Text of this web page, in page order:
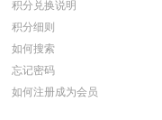
积分兑换说明
积分细则
如何搜索
忘记密码
如何注册成为会员